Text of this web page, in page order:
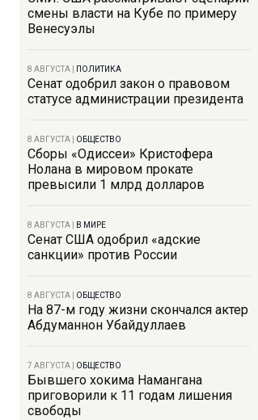
смены власти на Кубе по примеру
Венесуэлы
8 АВГУСТА ПОЛИТИКА
Сенат одобрил закон о правовом
статусе администрации президента
8 АВГУСТА ОБЩЕСТВО
Сборы «Одиссеи» Кристофера
Нолана в мировом прокате
превысили 1 млрд долларов
8 АВГУСТА В МИРЕ
Сенат США одобрил «адские
санкции» против России
8 АВГУСТА ОБЩЕСТВО
На 87-м году жизни скончался актер
Абдуманнон Убайдуллаев
7 АВГУСТА ОБЩЕСТВО
Бывшего хокима Намангана
приговорили к 11 годам лишения
свободы